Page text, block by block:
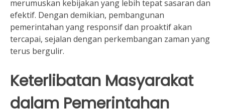
merumuskan kebijakan yang lebih tepat sasaran dan
efektif. Dengan demikian, pembangunan
pemerintahan yang responsif dan proaktif akan
tercapai, sejalan dengan perkembangan zaman yang
terus bergulir.
Keterlibatan Masyarakat
dalam Pemerintahan